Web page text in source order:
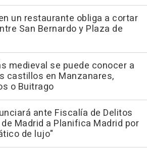
un restaurante obliga a cortar
San Bernardo y Plaza de
medieval se puede conocer a
castillos en Manzanares,
o Buitrago
ante Fiscalía de Delitos
Madrid a Planifica Madrid por
de lujo"